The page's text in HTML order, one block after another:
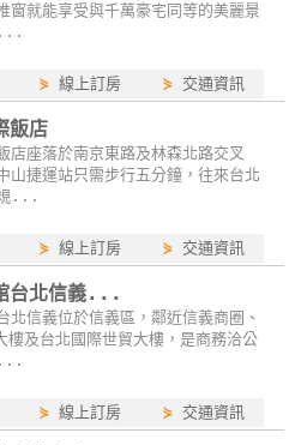
窗就能享受與千萬豪宅同等的美麗景
...
⋟線上訂房 ⋟ 交通資訊
飯店
店座落於南京東路及林森北路交叉
山捷運站只需步行五分鐘，往來台北
規...
⋟線上訂房 ⋟ 交通資訊
台北信義...
北信義位於信義區，鄰近信義商圈、
樓及台北國際世貿大樓，是商務洽公
...
⋟線上訂房 ⋟ 交通資訊